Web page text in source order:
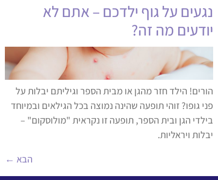
נגעים על גוף ילדכם – אתם לא
יודעים מה זה?
הורים! הילד חזר מהגן או מבית הספר וגיליתם יבלות על
פני גופו? זוהי תופעה שהינה נמוצה בכל הגילאים ובמיוחד
בילדי הגן ובית הספר, תופעה זו נקראית "מולוסקום" –
יבלות ויראליות.
הבא ←